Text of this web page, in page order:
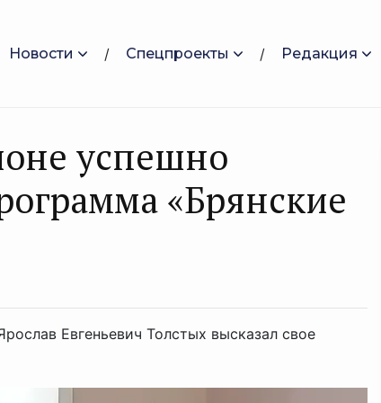
Новости Спецпроекты Редакция
успешно
«Брянские
Евгеньевич Толстых высказал свое